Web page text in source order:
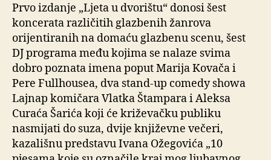
Prvo izdanje „Ljeta u dvorištu“ donosi šest
koncerata različitih glazbenih žanrova
orijentiranih na domaću glazbenu scenu, šest
DJ programa među kojima se nalaze svima
dobro poznata imena poput Marija Kovača i
Pere Fullhousea, dva stand-up comedy showa
Lajnap komičara Vlatka Štampara i Aleksa
Curaća Šarića koji će križevačku publiku
nasmijati do suza, dvije književne večeri,
kazališnu predstavu Ivana Ožegovića „10